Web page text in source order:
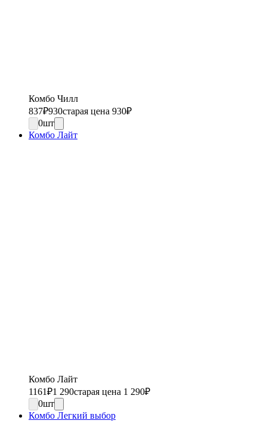
Комбо Чилл
837₽930старая цена 930₽
0шт
Комбо Лайт
Комбо Лайт
1161₽1 290старая цена 1 290₽
0шт
Комбо Легкий выбор